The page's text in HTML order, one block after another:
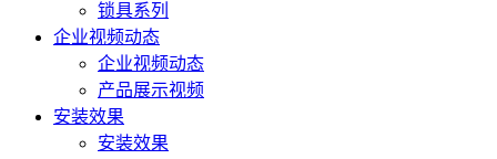
锁具系列
企业视频动态
企业视频动态
产品展示视频
安装效果
安装效果